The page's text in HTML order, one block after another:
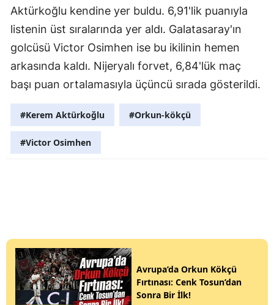
Aktürkoğlu kendine yer buldu. 6,91'lik puanıyla
listenin üst sıralarında yer aldı. Galatasaray'ın
golcüsü Victor Osimhen ise bu ikilinin hemen
arkasında kaldı. Nijeryalı forvet, 6,84'lük maç
başı puan ortalamasıyla üçüncü sırada gösterildi.
#Kerem Aktürkoğlu #Orkun-kökçü
#Victor Osimhen
Avrupa’da Orkun Kökçü
Fırtınası: Cenk Tosun’dan
Sonra Bir İlk!